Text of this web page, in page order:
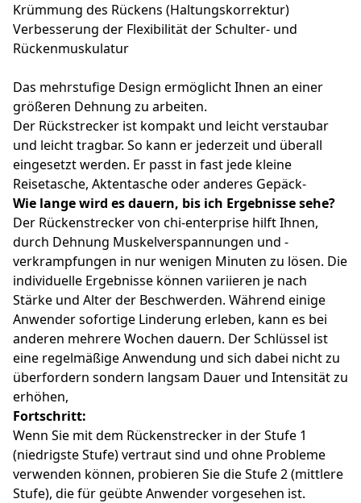
Krümmung des Rückens (Haltungskorrektur)
Verbesserung der Flexibilität der Schulter- und
Rückenmuskulatur
Das mehrstufige Design ermöglicht Ihnen an einer
größeren Dehnung zu arbeiten.
Der Rückstrecker ist kompakt und leicht verstaubar
und leicht tragbar. So kann er jederzeit und überall
eingesetzt werden. Er passt in fast jede kleine
Reisetasche, Aktentasche oder anderes Gepäck-
Wie lange wird es dauern, bis ich Ergebnisse sehe?
Der Rückenstrecker von chi-enterprise hilft Ihnen,
durch Dehnung Muskelverspannungen und -
verkrampfungen in nur wenigen Minuten zu lösen. Die
individuelle Ergebnisse können variieren je nach
Stärke und Alter der Beschwerden. Während einige
Anwender sofortige Linderung erleben, kann es bei
anderen mehrere Wochen dauern. Der Schlüssel ist
eine regelmäßige Anwendung und sich dabei nicht zu
überfordern sondern langsam Dauer und Intensität zu
erhöhen,
Fortschritt:
Wenn Sie mit dem Rückenstrecker in der Stufe 1
(niedrigste Stufe) vertraut sind und ohne Probleme
verwenden können, probieren Sie die Stufe 2 (mittlere
Stufe), die für geübte Anwender vorgesehen ist.